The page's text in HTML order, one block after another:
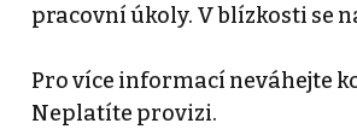
pracovní úkoly. V blízkosti se
Pro více informací neváhejte
Neplatíte provizi.